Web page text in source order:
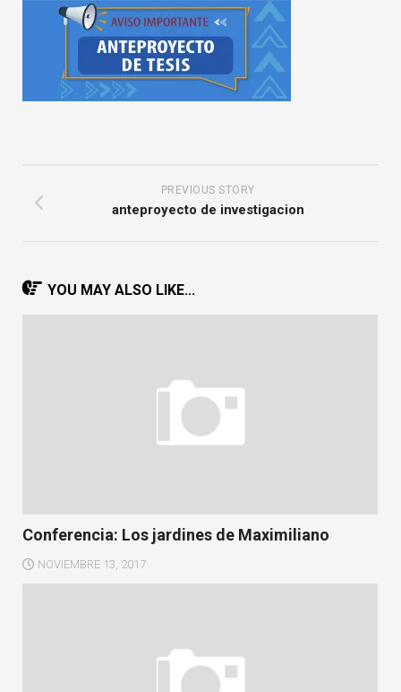
PREVIOUS STORY
anteproyecto de investigacion
YOU MAY ALSO LIKE...
Conferencia: Los jardines de Maximiliano
NOVIEMBRE 13, 2017